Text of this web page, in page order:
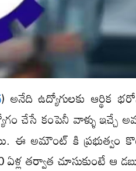
) అనేది ఉద్యోగులకు ఆర్థిక
చేసే కంపెనీ వాళ్ళు ఇచ్చే
ఈ అమౌంట్ కి ప్రభుత్వం
తర్వాత చూసుకుంటే ఆ